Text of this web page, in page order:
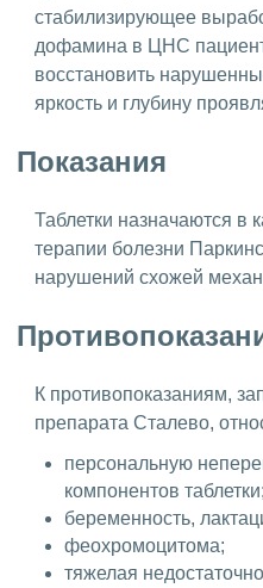
стабилизирующее
дофамина в ЦНС
восстановить
яркость и глубину
Показания
Таблетки назначаются в
терапии болезни
нарушений схожей
К противопоказаниям,
препарата Сталево,
персональную
компонентов таблетки;
беременность,
феохромоцитома;
тяжелая